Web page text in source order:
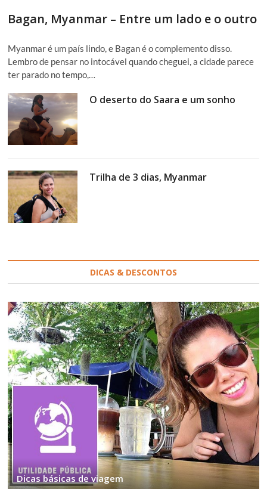
Bagan, Myanmar – Entre um lado e o outro
Myanmar é um país lindo, e Bagan é o complemento disso.
Lembro de pensar no intocável quando cheguei, a cidade parece
ter parado no tempo,…
O deserto do Saara e um sonho
Trilha de 3 dias, Myanmar
DICAS & DESCONTOS
Dicas básicas de viagem